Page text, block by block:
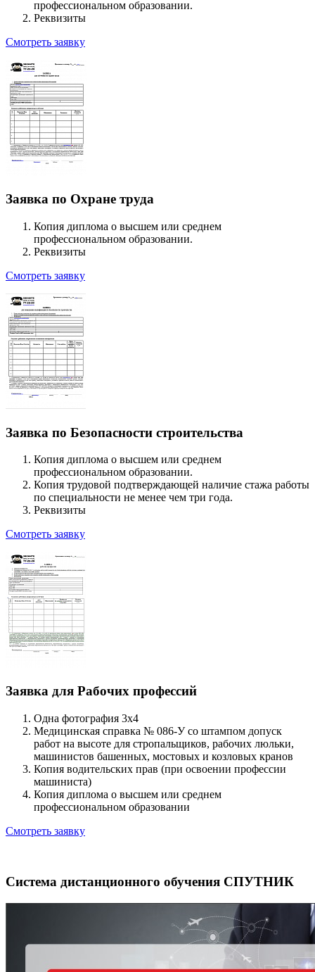
профессиональном образовании.
Реквизиты
Смотреть заявку
Заявка по Охране труда
Копия диплома о высшем или среднем
профессиональном образовании.
Реквизиты
Смотреть заявку
Заявка по Безопасности строительства
Копия диплома о высшем или среднем
профессиональном образовании.
Копия трудовой подтверждающей наличие стажа работы
по специальности не менее чем три года.
Реквизиты
Смотреть заявку
Заявка для Рабочих профессий
Одна фотография 3x4
Медицинская справка № 086-У со штампом допуск
работ на высоте для стропальщиков, рабочих люльки,
машинистов башенных, мостовых и козловых кранов
Копия водительских прав (при освоении профессии
машиниста)
Копия диплома о высшем или среднем
профессиональном образовании
Смотреть заявку
Система дистанционного обучения СПУТНИК